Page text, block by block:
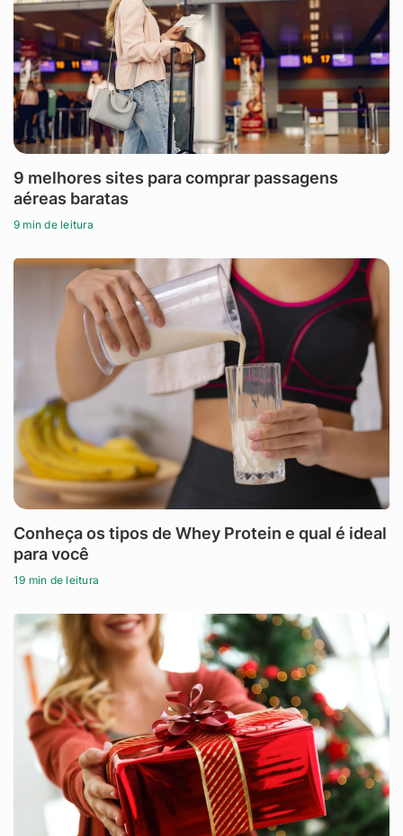
9 melhores sites para comprar passagens
aéreas baratas
9 min de leitura
Conheça os tipos de Whey Protein e qual é ideal
para você
19 min de leitura